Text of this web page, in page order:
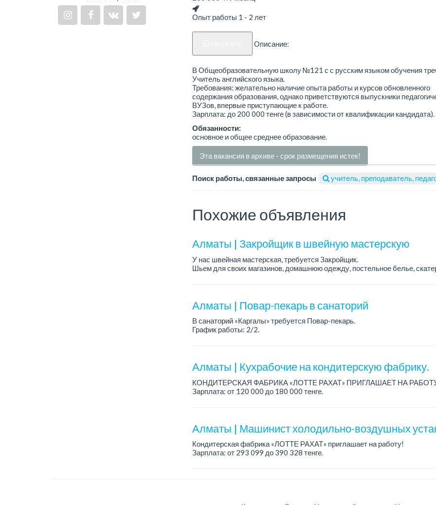
Опыт работы 1 - 2 лет
Описание:
В Общеобразовательную школу №121 с с русским языком обучения
Учитель английского языка.
Требования: желательно наличие опыта работы и курсов обновленного
содержания образования, однако приветствуются выпускники
ВУЗов, впервые приступающие к работе.
Зарплата: до 200 000 тенге (в зависимости от квалификации кандидата).
Обязанности:
основное и общее среднее образование.
Эта вакансия в архиве - срок размещения истек!
Поиск работы, связанные запросы учитель, преподаватель,
Похожие объявления
Алматы | Закройщик в швейную мастерскую
У нас швейная мастерская, требуется Закройщик.
Шьем для своих магазинов, домашнюю одежду, постельное белье,
Алматы | Повар-пекарь в санаторий
В санаторий «Каргалы» требуется Повар-пекарь.
График работы: 2/2.
Алматы | Кухрабочие на кондитерскую фабрику.
КОНДИТЕРСКАЯ ФАБРИКА «ЛОТТЕ РАХАТ» ПРИГЛАШАЕТ НА
Зарплата: от 120 000 до 180 000 тенге.
Алматы | Машинист холодильно-воздушных
Кондитерская фабрика «ЛОТТЕ РАХАТ» приглашает на работу!
Зарплата: от 293 099 до 390 328 тенге.